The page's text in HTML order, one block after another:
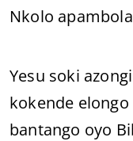
Nkolo
Yesu soki
kokende elongo
bantango oyo